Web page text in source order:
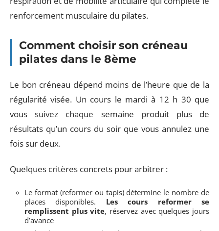
renforcement musculaire du pilates.
Comment choisir son créneau
pilates dans le 8ème
Le bon créneau dépend moins de l’heure que de la
régularité visée. Un cours le mardi à 12 h 30 que
vous suivez chaque semaine produit plus de
résultats qu’un cours du soir que vous annulez une
fois sur deux.
Quelques critères concrets pour arbitrer :
Le format (reformer ou tapis) détermine le nombre de
places disponibles. Les cours reformer se
remplissent plus vite, réservez avec quelques jours
d’avance